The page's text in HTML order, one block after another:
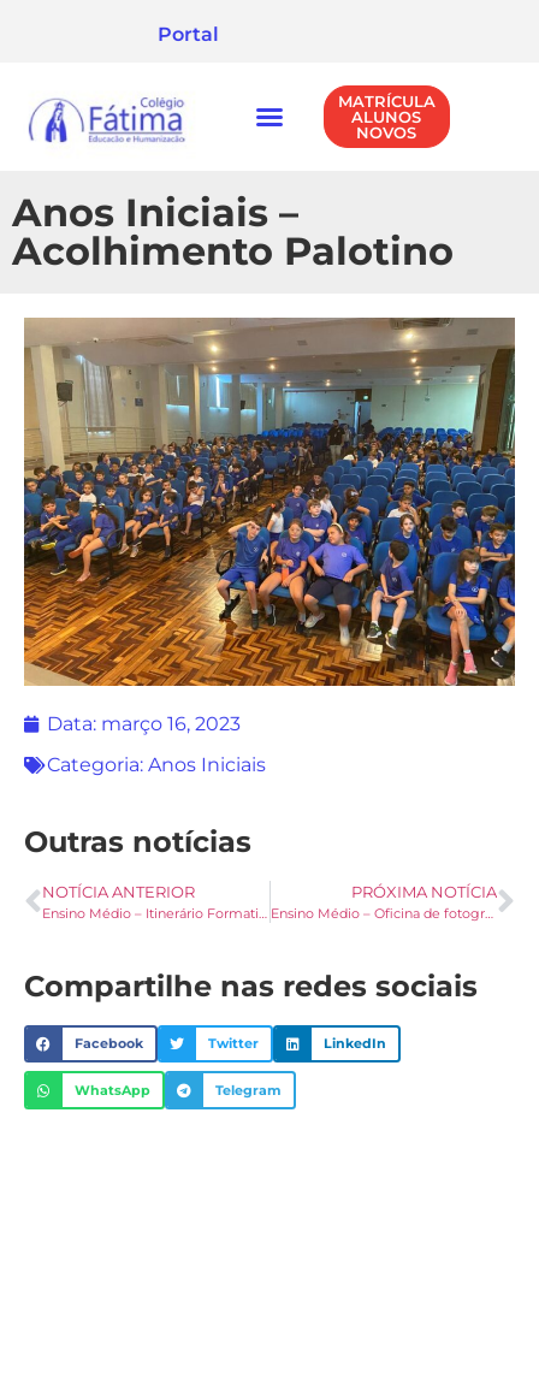
Portal
MATRÍCULA
ALUNOS
NOVOS
Anos Iniciais –
Acolhimento Palotino
Data: março 16, 2023
Categoria: Anos Iniciais
Outras notícias
NOTÍCIA ANTERIOR
Ensino Médio – Itinerário Formativo: Tecnologia na Educação
PRÓXIMA NOTÍCIA
Ensino Médio – Oficina de fotografia
Compartilhe nas redes sociais
Facebook Twitter LinkedIn
WhatsApp Telegram